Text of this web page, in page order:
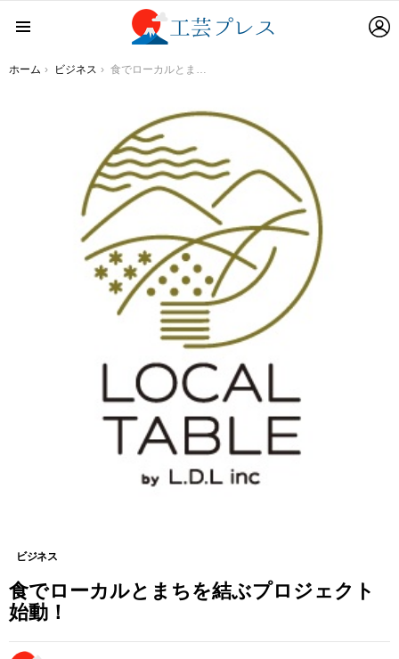
You are here:
ホーム ビジネス 食でローカルとまちを結ぶプロジェクト始動！
ビジネス
食でローカルとまちを結ぶプロジェクト
始動！